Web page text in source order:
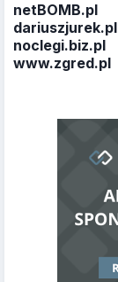
netBOMB.pl
dariuszjurek.pl
noclegi.biz.pl
www.zgred.pl